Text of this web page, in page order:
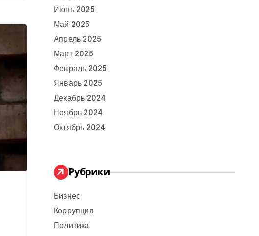
Июнь 2025
Май 2025
Апрель 2025
Март 2025
Февраль 2025
Январь 2025
Декабрь 2024
Ноябрь 2024
Октябрь 2024
Рубрики
Бизнес
Коррупция
Политика